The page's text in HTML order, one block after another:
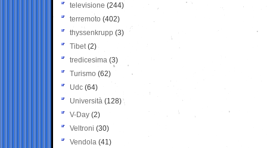
televisione(244)
terremoto (402)
thyssenkrupp (3)
Tibet(2)
tredicesima (3)
Turismo (62)
Udc (64)
Università (128)
V-Day (2)
Veltroni (30)
Vendola (41)